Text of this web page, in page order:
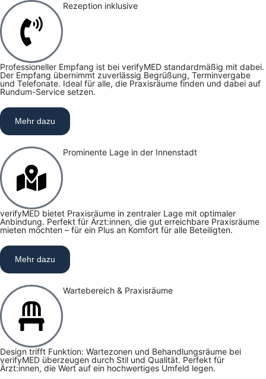
Rezeption inklusive
Professioneller Empfang ist bei verifyMED standardmäßig mit dabei.
Der Empfang übernimmt zuverlässig Begrüßung, Terminvergabe
und Telefonate. Ideal für alle, die Praxisräume finden und dabei auf
Rundum-Service setzen.
Mehr dazu
Prominente Lage in der Innenstadt
verifyMED bietet Praxisräume in zentraler Lage mit optimaler
Anbindung. Perfekt für Ärzt:innen, die gut erreichbare Praxisräume
mieten möchten – für ein Plus an Komfort für alle Beteiligten.
Mehr dazu
Wartebereich & Praxisräume
Design trifft Funktion: Wartezonen und Behandlungsräume bei
verifyMED überzeugen durch Stil und Qualität. Perfekt für
Ärzt:innen, die Wert auf ein hochwertiges Umfeld legen.